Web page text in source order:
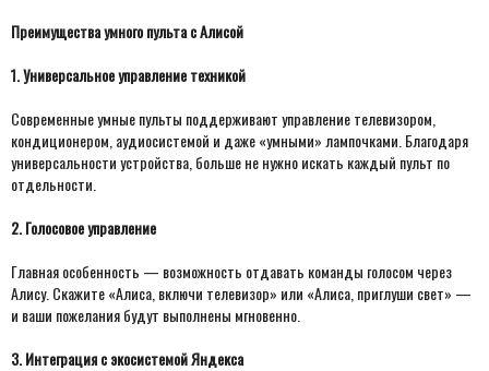
Преимущества умного пульта с Алисой
1. Универсальное управление техникой
Современные умные пульты поддерживают управление телевизором,
кондиционером, аудиосистемой и даже «умными» лампочками. Благодаря
универсальности устройства, больше не нужно искать каждый пульт по
отдельности.
2. Голосовое управление
Главная особенность — возможность отдавать команды голосом через
Алису. Скажите «Алиса, включи телевизор» или «Алиса, приглуши свет» —
и ваши пожелания будут выполнены мгновенно.
3. Интеграция с экосистемой Яндекса